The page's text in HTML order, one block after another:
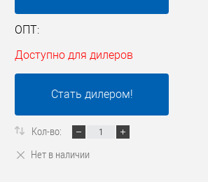
ОПТ:
Доступно для дилеров
Стать дилером!
Кол-во:
Нет в наличии